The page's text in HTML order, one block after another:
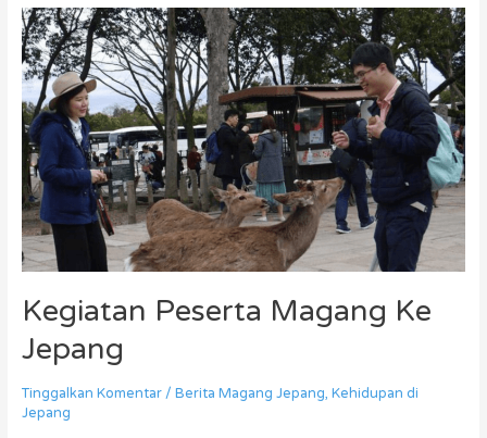
Kegiatan Peserta Magang Ke
Jepang
Tinggalkan Komentar / Berita Magang Jepang, Kehidupan di
Jepang
Kegiatan
Peserta
Magang
Ke
Jepang